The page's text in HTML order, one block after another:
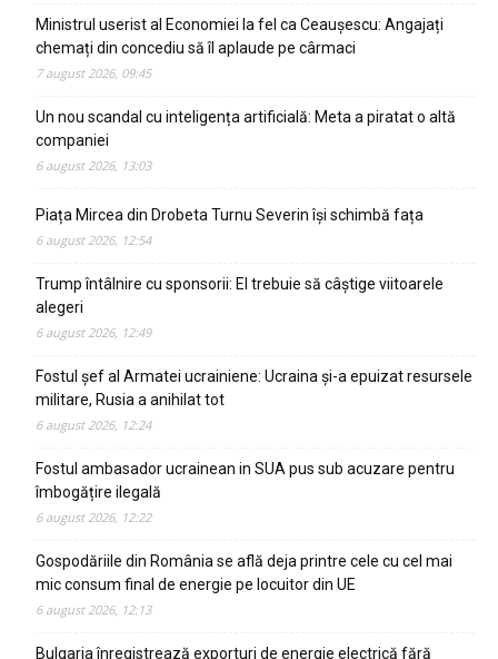
Ministrul userist al Economiei la fel ca Ceaușescu: Angajați
chemați din concediu să îl aplaude pe cârmaci
7 august 2026, 09:45
Un nou scandal cu inteligența artificială: Meta a piratat o altă
companiei
6 august 2026, 13:03
Piața Mircea din Drobeta Turnu Severin își schimbă fața
6 august 2026, 12:54
Trump întâlnire cu sponsorii: El trebuie să câștige viitoarele
alegeri
6 august 2026, 12:49
Fostul șef al Armatei ucrainiene: Ucraina și-a epuizat resursele
militare, Rusia a anihilat tot
6 august 2026, 12:24
Fostul ambasador ucrainean in SUA pus sub acuzare pentru
îmbogățire ilegală
6 august 2026, 12:22
Gospodăriile din România se află deja printre cele cu cel mai
mic consum final de energie pe locuitor din UE
6 august 2026, 12:13
Bulgaria înregistrează exporturi de energie electrică fără